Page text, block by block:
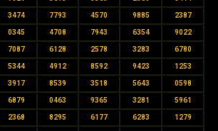
3474 7793 4570 9885 2387
0345 4708 7943 6354 9022
7087 6128 2578 3283 6780
5344 4912 8592 9423 1253
3917 8539 3518 5643 0598
6879 0463 9365 3281 5961
2368 8295 6177 6283 1279